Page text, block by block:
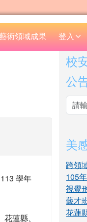
術領域成果 登入
學年
蓮縣、
右
校
公
美
跨領
105
視覺
藝才
花蓮